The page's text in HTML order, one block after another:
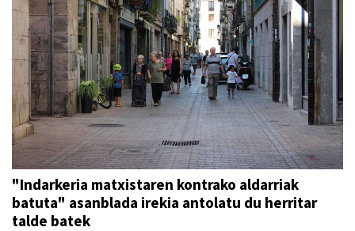
"Indarkeria matxistaren kontrako aldarriak
batuta" asanblada irekia antolatu du herritar
talde batek